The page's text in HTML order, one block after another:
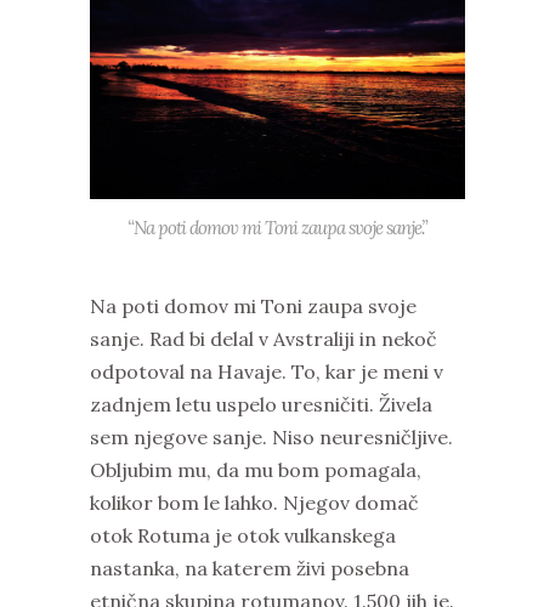
“Na poti domov mi Toni zaupa svoje sanje.”
Na poti domov mi Toni zaupa svoje
sanje. Rad bi delal v Avstraliji in nekoč
odpotoval na Havaje. To, kar je meni v
zadnjem letu uspelo uresničiti. Živela
sem njegove sanje. Niso neuresničljive.
Obljubim mu, da mu bom pomagala,
kolikor bom le lahko. Njegov domač
otok Rotuma je otok vulkanskega
nastanka, na katerem živi posebna
etnična skupina rotumanov. 1.500 jih je.